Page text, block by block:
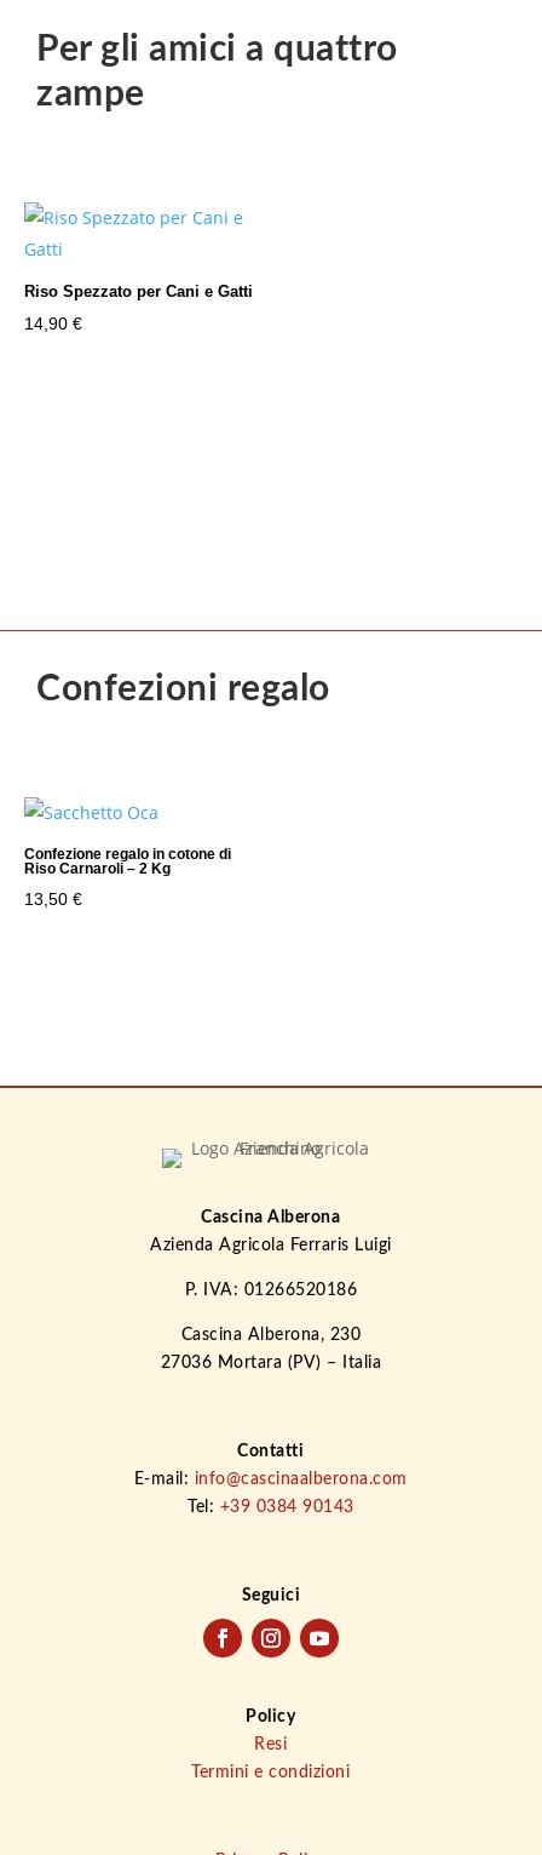
Per gli amici a quattro
zampe
Riso Spezzato per Cani e Gatti
14,90 €
Confezioni regalo
Confezione regalo in cotone di
Riso Carnaroli – 2 Kg
13,50 €
Cascina Alberona
Azienda Agricola Ferraris Luigi
P. IVA: 01266520186
Cascina Alberona, 230
27036 Mortara (PV) – Italia
Contatti
E-mail: info@cascinaalberona.com
Tel: +39 0384 90143
Seguici
Policy
Resi
Termini e condizioni